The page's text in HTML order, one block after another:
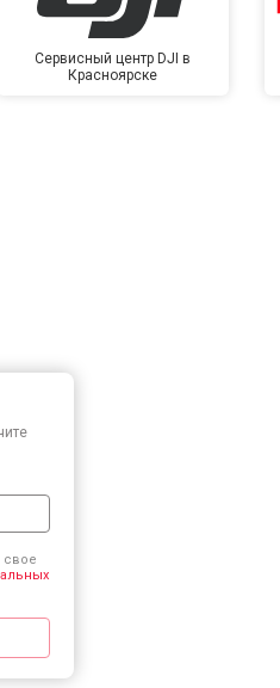
Сервисный центр DJI в
Красноярске
свое